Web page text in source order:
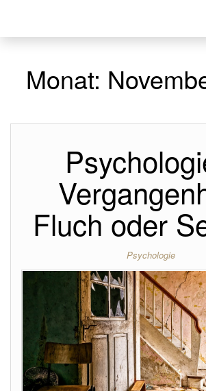
Monat:
Fluch oder
Psychologie